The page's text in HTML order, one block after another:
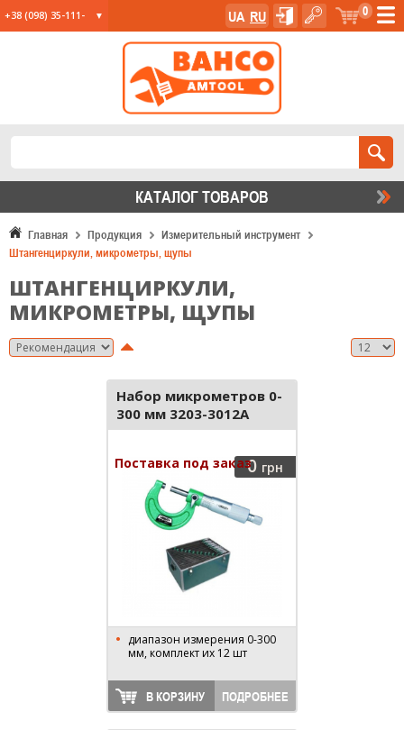
+38 (098) 35-111- 0
UA RU
Главная Продукция
Измерительный инструмент
Штангенциркули, микрометры, щупы
ШТАНГЕНЦИРКУЛИ,
МИКРОМЕТРЫ, ЩУПЫ
Набор микрометров 0-
300 мм 3203-3012A
0 грн
Поставка под заказ
диапазон измерения 0-300
мм, комплект их 12 шт
В КОРЗИНУ ПОДРОБНЕЕ
КАТАЛОГ ТОВАРОВ